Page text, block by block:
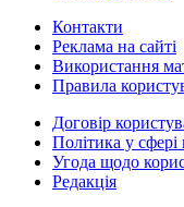
Контакти
Реклама на сайті
Використання
Правила
Договір
Політика у сфері
Угода щодо
Редакція